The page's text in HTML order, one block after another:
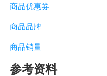
商品优惠券
商品品牌
商品销量
参考资料